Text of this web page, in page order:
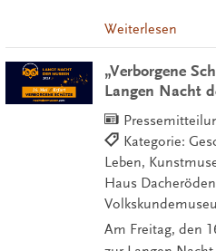
Weiterlesen
„Verborgene
Langen Nacht
Kategorie:
Leben,
Haus
Am Freitag, den